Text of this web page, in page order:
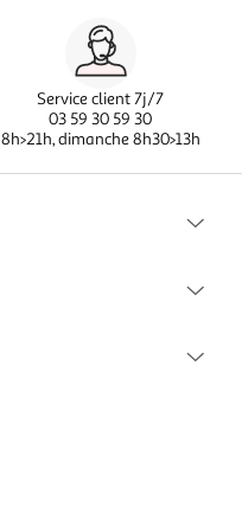
Service client 7j/7
03 59 30 59 30
8h>21h, dimanche 8h30>13h